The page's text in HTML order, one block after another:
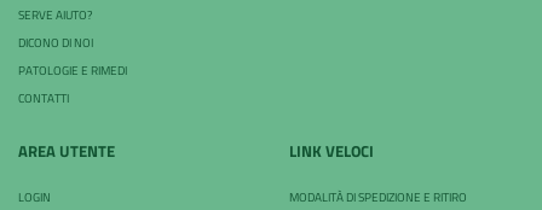
SERVE AIUTO?
DICONO DI NOI
PATOLOGIE E RIMEDI
CONTATTI
AREA UTENTE
LOGIN
LINK VELOCI
MODALITÀ DI SPEDIZIONE E RITIRO